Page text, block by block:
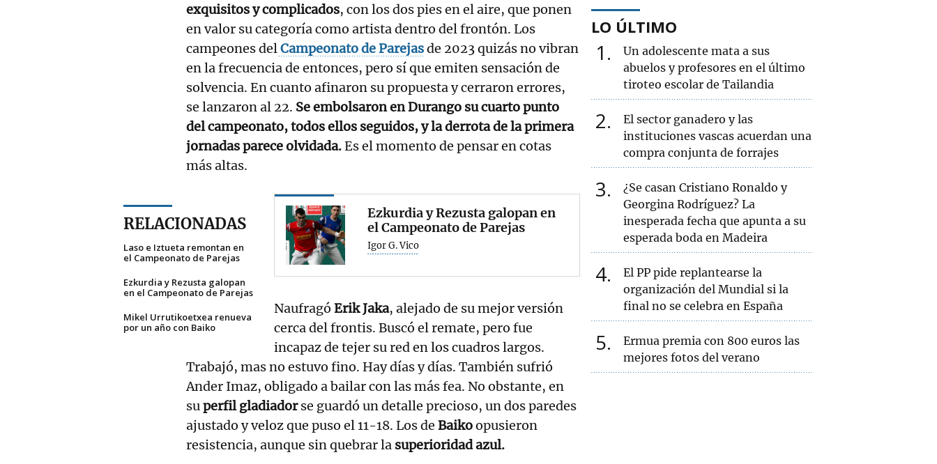
exquisitos y complicados, con los dos pies en el aire, que ponen
en valor su categoría como artista dentro del frontón. Los
campeones delCampeonato de Parejasde 2023 quizás no vibran
en la frecuencia de entonces, pero sí que emiten sensación de
solvencia. En cuanto afinaron su propuesta y cerraron errores,
se lanzaron al 22. Se embolsaron en Durango su cuarto punto
del campeonato, todos ellos seguidos, y la derrota de la primera
jornadas parece olvidada.Es el momento de pensar en cotas
más altas.
RELACIONADAS
Laso e Iztueta remontan en
el Campeonato de Parejas
Ezkurdia y Rezusta galopan
en el Campeonato de Parejas
Mikel Urrutikoetxea renueva
por un año con Baiko
Ezkurdia y Rezusta galopan en
el Campeonato de Parejas
Igor G. Vico
NaufragóErik Jaka, alejado de su mejor versión
cerca del frontis. Buscó el remate, pero fue
incapaz de tejer su red en los cuadros largos.
Trabajó, mas no estuvo fino. Hay días y días. También sufrió
Ander Imaz, obligado a bailar con las más fea. No obstante, en
superfil gladiadorse guardó un detalle precioso, un dos paredes
ajustado y veloz que puso el 11-18. Los de Baikoopusieron
resistencia, aunque sin quebrar la superioridad azul.
LO ÚLTIMO
1
Un adolescente mata a sus
abuelos y profesores en el último
tiroteo escolar de Tailandia
2
El sector ganadero y las
instituciones vascas acuerdan una
compra conjunta de forrajes
3
¿Se casan Cristiano Ronaldo y
Georgina Rodríguez? La
inesperada fecha que apunta a su
esperada boda en Madeira
4
El PP pide replantearse la
organización del Mundial si la
final no se celebra en España
5
Ermua premia con 800 euros las
mejores fotos del verano